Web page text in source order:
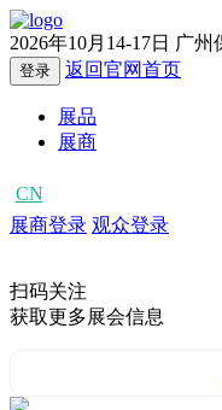
2026年10月14-17日 广州
登录 返回官网首页
展品
展商
CN
展商登录 观众登录
扫码关注
获取更多展会信息